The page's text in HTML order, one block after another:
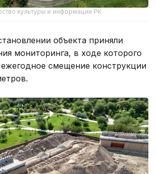
культуры и информации РК
объекта приняли
мониторинга, в ходе которого
смещение конструкции